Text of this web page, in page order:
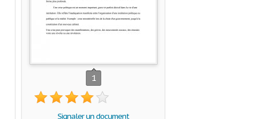
1
Signaler un document